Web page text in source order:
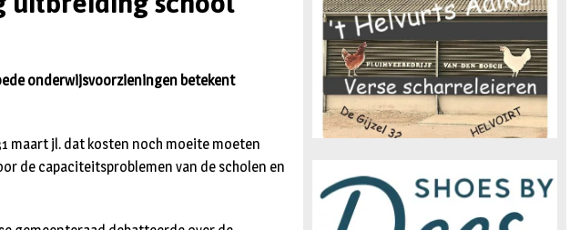
onderwijsvoorzieningen betekent
maart jl. dat kosten noch moeite moeten
de capaciteitsproblemen van de scholen en
n